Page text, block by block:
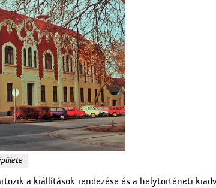
a kiállítások rendezése és a helytörténeti